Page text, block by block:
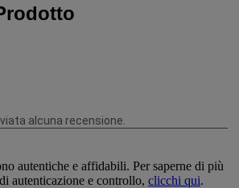
autentiche e affidabili. Per saperne di più
autenticazione e controllo, clicchi qui.